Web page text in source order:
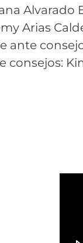
Alvarado
Arias
ante
consejos: